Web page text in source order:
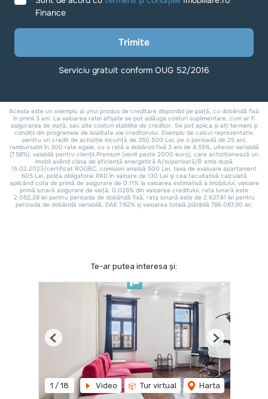
Te-ar putea interesa și:
1 / 18 Video Tur virtual Harta
Previous Next